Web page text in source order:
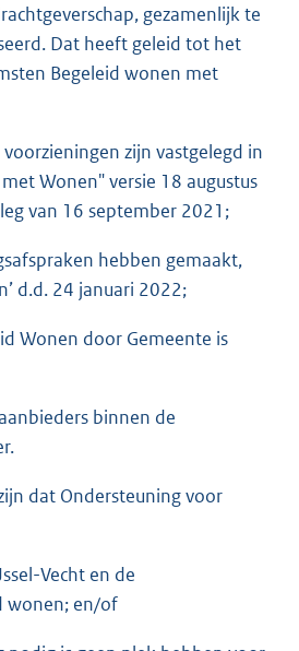
gezamenlijk te
Dat heeft geleid tot het
Begeleid wonen met
zijn vastgelegd in
Wonen" versie 18 augustus
van 16 september 2021;
hebben gemaakt,
d.d. 24 januari 2022;
Wonen door Gemeente is
binnen de
dat Ondersteuning voor
Vecht en de
wonen; en/of